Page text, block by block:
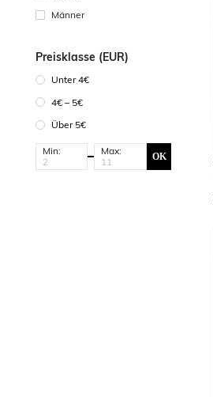
Männer
Preisklasse (EUR)
Unter 4€
4€ – 5€
Über 5€
Min: Max: OK